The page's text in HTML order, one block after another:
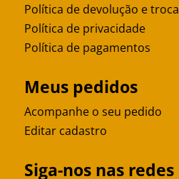
Política de devolução e troca
Política de privacidade
Política de pagamentos
Meus pedidos
Acompanhe o seu pedido
Editar cadastro
Siga-nos nas redes